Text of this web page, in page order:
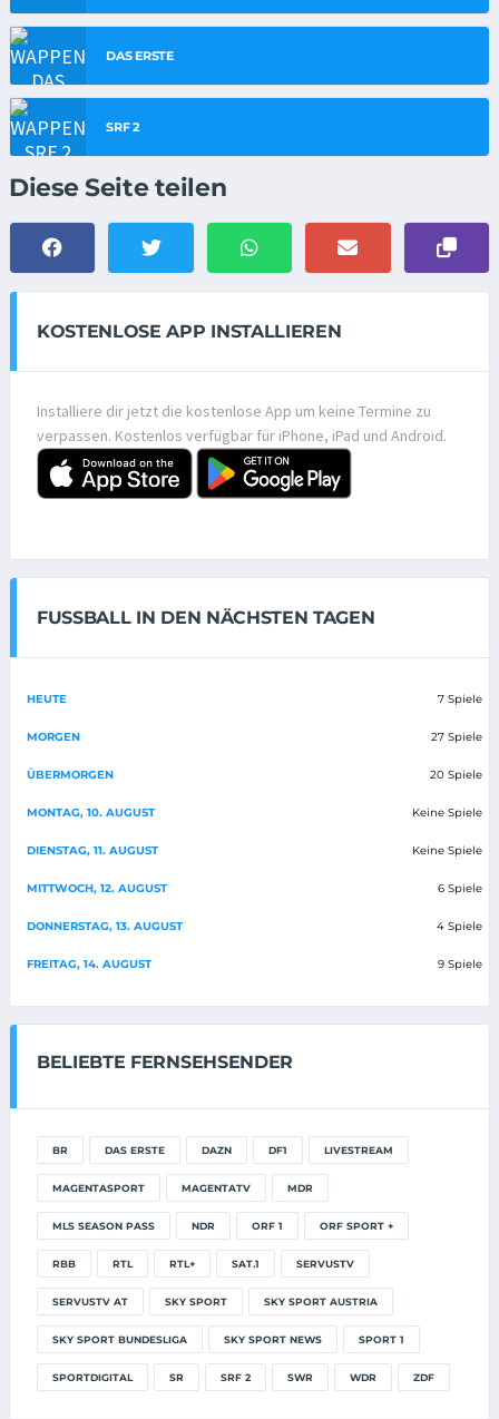
DAS ERSTE
SRF 2
Diese Seite teilen
KOSTENLOSE APP INSTALLIEREN
Installiere dir jetzt die kostenlose App um keine Termine zu
verpassen. Kostenlos verfügbar für iPhone, iPad und Android.
FUSSBALL IN DEN NÄCHSTEN TAGEN
HEUTE 7 Spiele
MORGEN 27 Spiele
ÜBERMORGEN 20 Spiele
MONTAG, 10. AUGUST Keine Spiele
DIENSTAG, 11. AUGUST Keine Spiele
MITTWOCH, 12. AUGUST 6 Spiele
DONNERSTAG, 13. AUGUST 4 Spiele
FREITAG, 14. AUGUST 9 Spiele
BELIEBTE FERNSEHSENDER
BR DAS ERSTE DAZN DF1 LIVESTREAM
MAGENTASPORT MAGENTATV MDR
MLS SEASON PASS NDR ORF 1 ORF SPORT +
RBB RTL RTL+ SAT.1 SERVUSTV
SERVUSTV AT SKY SPORT SKY SPORT AUSTRIA
SKY SPORT BUNDESLIGA SKY SPORT NEWS SPORT 1
SPORTDIGITAL SR SRF 2 SWR WDR ZDF